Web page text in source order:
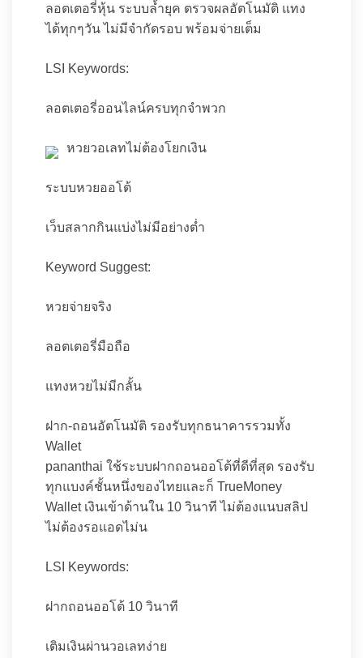
ลอตเตอรี่หุ้น ระบบล้ำยุค ตรวจผลอัตโนมัติ แทง
ได้ทุกๆวัน ไม่มีจำกัดรอบ พร้อมจ่ายเต็ม
LSI Keywords:
ลอตเตอรี่ออนไลน์ครบทุกจำพวก
หวยวอเลทไม่ต้องโยกเงิน
ระบบหวยออโต้
เว็บสลากกินแบ่งไม่มีอย่างต่ำ
Keyword Suggest:
หวยจ่ายจริง
ลอตเตอรี่มือถือ
แทงหวยไม่มีกลั้น
ฝาก-ถอนอัตโนมัติ รองรับทุกธนาคารรวมทั้ง
Wallet
pananthai ใช้ระบบฝากถอนออโต้ที่ดีที่สุด รองรับ
ทุกแบงค์ชั้นหนึ่งของไทยและก็ TrueMoney
Wallet เงินเข้าด้านใน 10 วินาที ไม่ต้องแนบสลิป
ไม่ต้องรอแอดไม่น
LSI Keywords:
ฝากถอนออโต้ 10 วินาที
เติมเงินผ่านวอเลทง่าย